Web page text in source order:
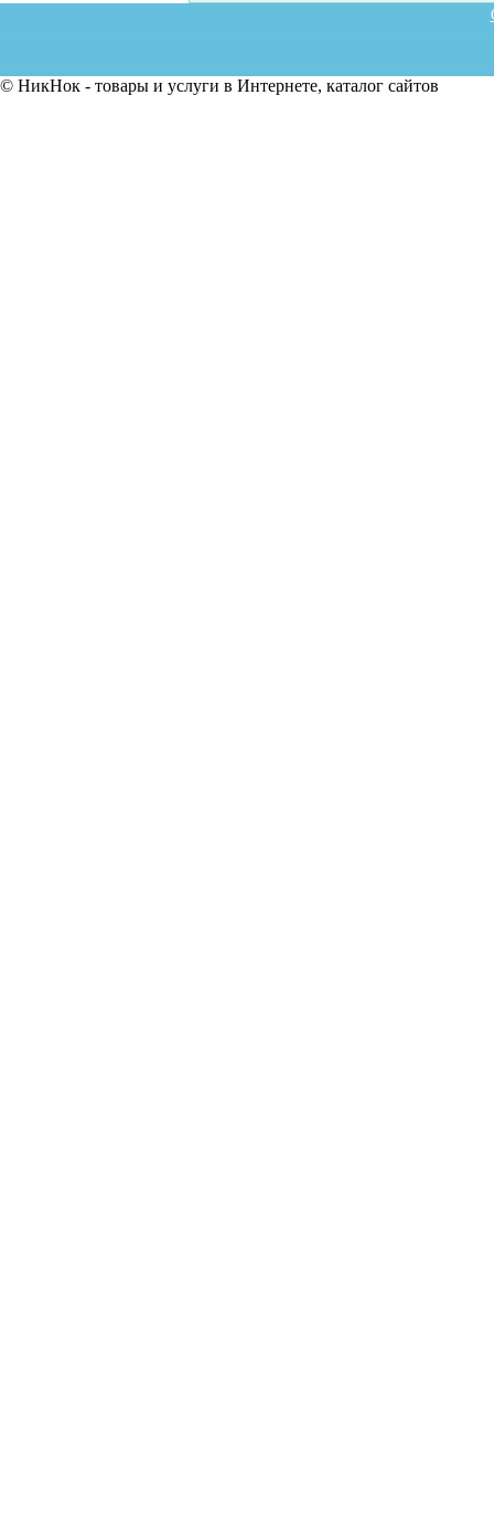
© НикНок - товары и услуги в Интернете, каталог сайтов